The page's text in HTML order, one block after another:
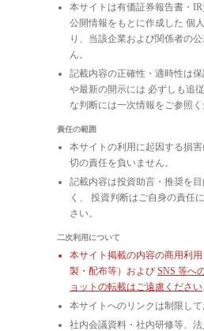
本サイトは有価証券報告書・
公開情報をもとに作成した 個
り、当該企業および関係者の
ん。
記載内容の正確性・適時性は
や最新の開示には 必ずしも追
な判断には一次情報をご参照く
責任の範囲
本サイトの利用に起因する損
切の責任を負いません。
記載内容は投資助言・推奨を
く、 投資判断はご自身の責任
さい。
二次利用について
本サイト掲載の内容の商用利
製・配布等）および SNS 等へ
ョットの転載はご遠慮ください
本サイトへのリンクは制限して
社内会議資料・社内研修等、